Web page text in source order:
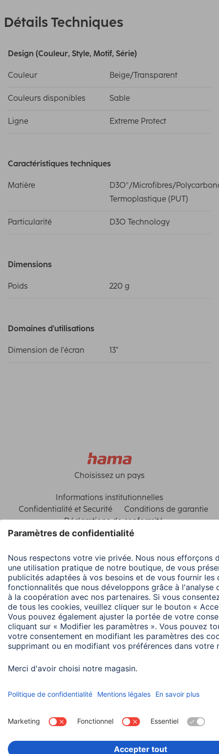
Détails Techniques
Design (Couleur, Style, Motif, Série)
Couleur Beige/Transparent
Couleurs disponibles Sable
Ligne Extreme Protect
Caractéristiques techniques
Matière
D3O®/Microfibres/
Termoplastique (PUT)
Particularité D3O Technology
Dimensions
Poids 220 g
Domaines d'utilisations
Dimension de l'écran 13"
Choisissez un pays
Informations institutionnelles
Confidentialité et Securité
Conditions de garantie
Déclarations de conformité
Déclaration d'accessibilité